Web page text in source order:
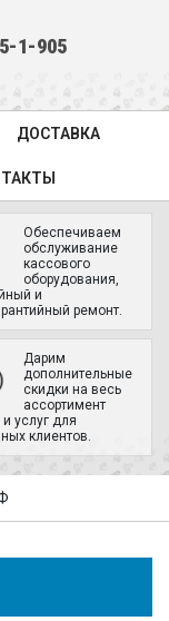
1-905
ДОСТАВКА
Обеспечиваем
обслуживание
кассового
оборудования,
и
ремонт.
Дарим
дополнительные
скидки на весь
ассортимент
услуг для
клиентов.